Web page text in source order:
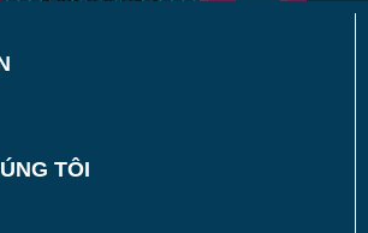
TÔI